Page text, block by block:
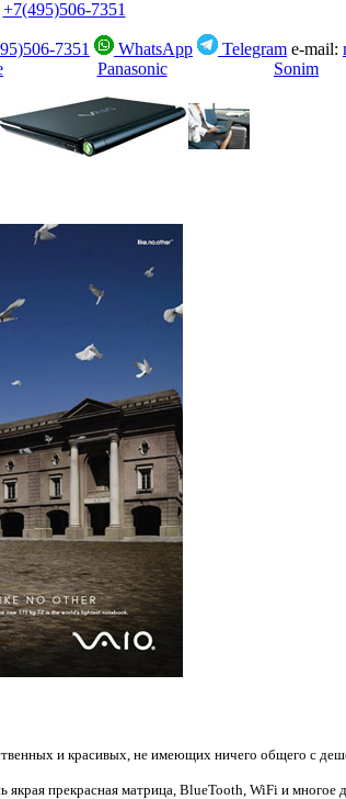
+7(495)506-7351
7351 WhatsApp Telegram e-mail:
Panasonic Sonim
и красивых, не имеющих ничего общего с
прекрасная матрица, BlueTooth, WiFi и многое